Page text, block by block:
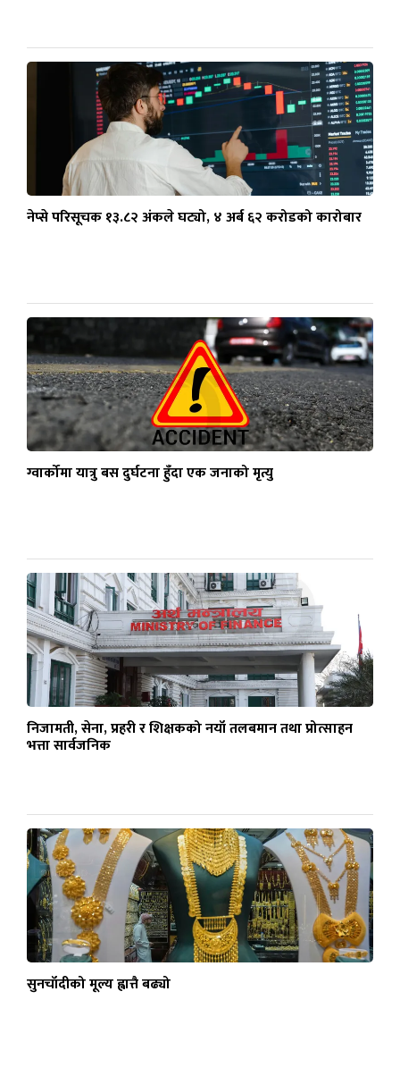
नेप्से परिसूचक १३.८२ अंकले घट्यो, ४ अर्ब ६२ करोडको कारोबार
ग्वार्कोमा यात्रु बस दुर्घटना हुँदा एक जनाको मृत्यु
निजामती, सेना, प्रहरी र शिक्षकको नयाँ तलबमान तथा प्रोत्साहन
भत्ता सार्वजनिक
सुनचाँदीको मूल्य ह्वात्तै बढ्यो